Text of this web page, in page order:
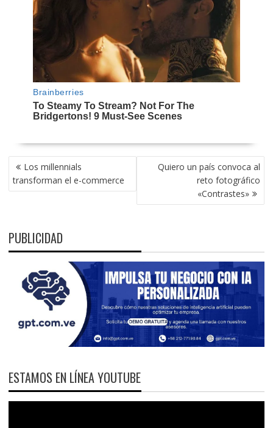
NAVEGACIÓN
DE
ENTRADAS
Los millennials
transforman el e-commerce
Quiero un país convoca al
reto fotográfico
«Contrastes»
PUBLICIDAD
ESTAMOS EN LÍNEA YOUTUBE